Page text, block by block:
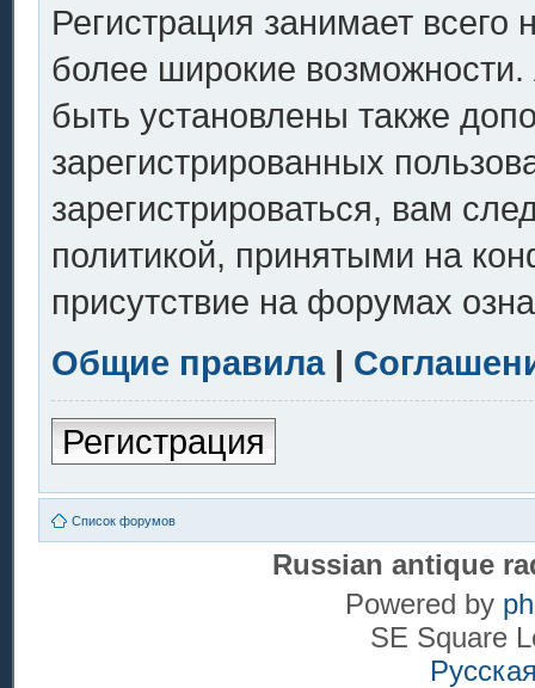
Регистрация занимает всего
более широкие
быть установлены также
зарегистрированных
зарегистрироваться, вам
политикой, принятыми на
присутствие на форумах
Общие правила|
Регистрация
Список форумов
Russian antique
Powered by
SE Square